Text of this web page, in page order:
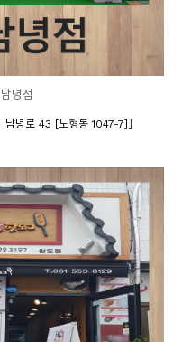
녕점
남녕로 43 [노형동 1047-7] ]